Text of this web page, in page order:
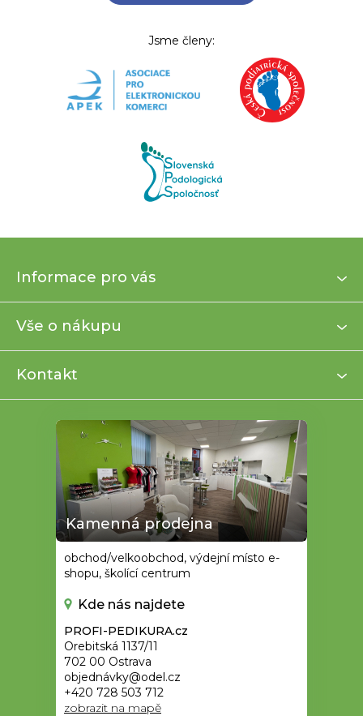
Jsme členy:
p
t
Informace pro vás
Vše o nákupu
Kontakt
Kamenná prodejna
obchod/velkoobchod, výdejní místo e-
shopu, školící centrum
Kde nás najdete
PROFI-PEDIKURA.cz
Orebitská 1137/11
702 00 Ostrava
objednávky@odel.cz
+420 728 503 712
zobrazit na mapě